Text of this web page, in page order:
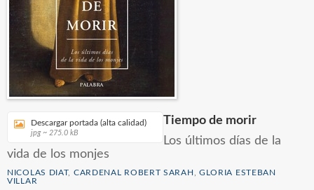
Descargar portada (alta calidad)
jpg ~ 275.0 kB
Tiempo de morir
Los últimos días de la
vida de los monjes
NICOLAS DIAT, CARDENAL ROBERT SARAH
GLORIA ESTEBAN
VILLAR